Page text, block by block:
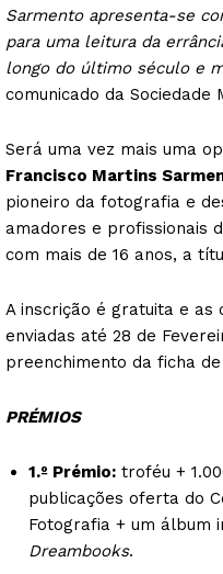
Sarmento apresenta-se
para uma leitura da
longo do último século e
comunicado da Sociedade
Será uma vez mais uma
Francisco Martins
pioneiro da fotografia e
amadores e profissionais
com mais de 16 anos, a
A inscrição é gratuita e as
enviadas até 28 de
preenchimento da ficha
PRÉMIOS
1.º Prémio: troféu +
publicações oferta do
Fotografia + um álbum
Dreambooks.